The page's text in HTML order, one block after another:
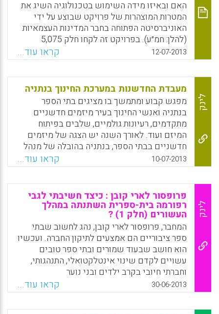
האם ובאיזו מידה השימוש בטכנולוגיה השיג את
המטרות המוצהרות של פרויקט שבוצע על ידי
האוניברסיטה הפתוחה בחבר המדינות העצמאיות
(להלן: חמ״ע). בפרויקט זה לקחו חלק 5,075
סטודנטים מ-11 מדינות חמ׳׳ע, בעיקר מרוסיה
ומאוקראינה. המחקר בוחן את מאפייני אוכלוסיית
המשתתפים בפרויקט, ציפיותיה ומניעיה
ללימודים, מידת שביעות רצונה מהלימודים,
תרומתו של הפרויקט לה במישור הקוגניטיבי
וההתנהגותי (כפי שהדבר בא לידי ביטוי בזיקה
ליהדות ולישראל) וכן את נכונותה לעלייה ולרישום
ללימודים גבוהים בישראל ( ניצה דוידוביץ'.
אלעזר לשם) .
WhatsApp
Facebook
Email
X
12-07-2013 קראו עוד...
לינק
מעבדת החדשנות במערכת החינוך בנתניה
מפגש קבוע ומתמשך בו מציגים בתי הספר
בנתניה ואנשי החינוך בעיר מיזמים חדשניים
מתקדמים, רעיונות גולמיים, שלבים בפיתוח
המיזם ועוד. לאורך השנה יש הצגה של מיזמים
חדשניים בבתי הספר, בנתניה בהובלה של מנהל
בית הספר וצוות נבחר, וליווי פדגוגי של מנחה
מרשת ערי חינוך.
WhatsApp
Facebook
Email
X
10-07-2013 קראו עוד...
לינק
פרופסור לארי קובן : כיצד חשיבתי לגבי
רפורמה בית-ספרית השתנתה במהלך
העשורים (חלק 1) ?
המחבר, פרופסור לארי קובן, נהג לחשוב שבתי
ספר ציבוריים הם אמצעים לתיקון החברה. ועכשיו
הוא חושב שבעוד שמורים ובתי ספר טובים
עשויים לקדם שינוי אינטלקטואלי, התנהגותי,
וחברתי חיובי בקרב ילדים ובני נוער
אינדיבידואליים, בתי הספר הם (והיו) חסרי
השפעה לגבי שינוי של אי-שוויון חברתי ( Larry
Cuban ) .
30-06-2013 קראו עוד...